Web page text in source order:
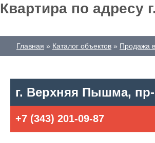
Квартира по адресу
Главная Каталог объектов Продажа
г. Верхняя Пышма, пр-
+7 (343) 201-09-87